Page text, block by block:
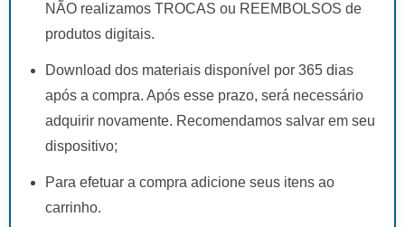
NÃO realizamos TROCAS ou REEMBOLSOS de
produtos digitais.
Download dos materiais disponível por 365 dias
após a compra. Após esse prazo, será necessário
adquirir novamente. Recomendamos salvar em seu
dispositivo;
Para efetuar a compra adicione seus itens ao
carrinho.